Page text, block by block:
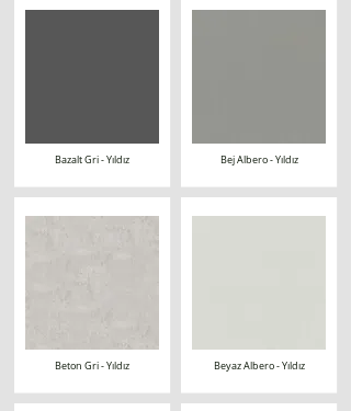
Bazalt Gri - Yıldız
Beton Gri - Yıldız
Bej Albero - Yıldız
Beyaz Albero - Yıldız